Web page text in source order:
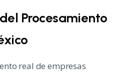
Procesamiento
real de empresas